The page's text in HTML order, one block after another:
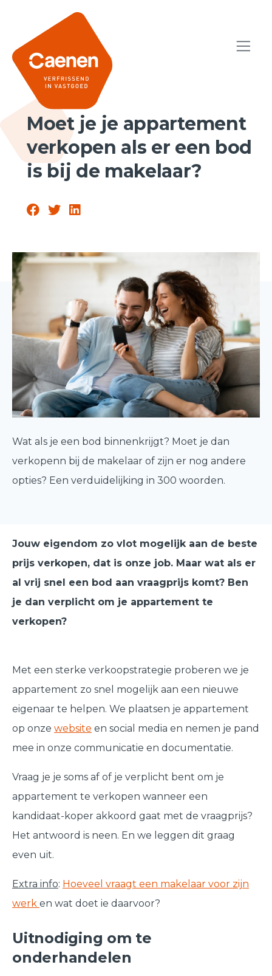
Moet je je appartement
verkopen als er een bod
is bij de makelaar?
Wat als je een bod binnenkrijgt? Moet je dan
verkopenn bij de makelaar of zijn er nog andere
opties? Een verduidelijking in 300 woorden.
Jouw eigendom zo vlot mogelijk aan de beste
prijs verkopen, dat is onze job. Maar wat als er
al vrij snel een bod aan vraagprijs komt? Ben
je dan verplicht om je appartement te
verkopen?
Met een sterke verkoopstrategie proberen we je
appartement zo snel mogelijk aan een nieuwe
eigenaar te helpen. We plaatsen je appartement
op onze website en social media en nemen je pand
mee in onze communicatie en documentatie.
Vraag je je soms af of je verplicht bent om je
appartement te verkopen wanneer een
kandidaat-koper akkoord gaat met de vraagprijs?
Het antwoord is neen. En we leggen dit graag
even uit.
Extra info: Hoeveel vraagt een makelaar voor zijn
werk en wat doet ie daarvoor?
Uitnodiging om te
onderhandelen